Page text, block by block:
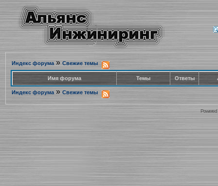
Индекс форума» Свежие темы
Имя форума Темы Ответы
Индекс форума » Свежие темы